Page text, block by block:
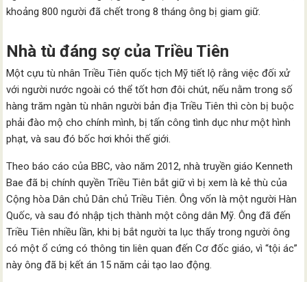
khoảng 800 người đã chết trong 8 tháng ông bị giam giữ.
Nhà tù đáng sợ của Triều Tiên
Một cựu tù nhân Triều Tiên quốc tịch Mỹ tiết lộ rằng việc đối xử
với người nước ngoài có thể tốt hơn đôi chút, nếu nằm trong số
hàng trăm ngàn tù nhân người bản địa Triều Tiên thì còn bị buộc
phải đào mộ cho chính mình, bị tấn công tình dục như một hình
phạt, và sau đó bốc hơi khỏi thế giới.
Theo báo cáo của BBC, vào năm 2012, nhà truyền giáo Kenneth
Bae đã bị chính quyền Triều Tiên bắt giữ vì bị xem là kẻ thù của
Cộng hòa Dân chủ Dân chủ Triều Tiên. Ông vốn là một người Hàn
Quốc, và sau đó nhập tịch thành một công dân Mỹ. Ông đã đến
Triều Tiên nhiều lần, khi bị bắt người ta lục thấy trong người ông
có một ổ cứng có thông tin liên quan đến Cơ đốc giáo, vì “tội ác”
này ông đã bị kết án 15 năm cải tạo lao động.